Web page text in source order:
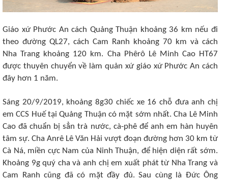
Giáo xứ Phước An cách Quảng Thuận khoảng 36 km nếu đi
theo đường QL27, cách Cam Ranh khoảng 70 km và cách
Nha Trang khoảng 120 km. Cha Phêrô Lê Minh Cao HT67
được thuyên chuyển về làm quản xứ giáo xứ Phước An cách
đây hơn 1 năm.
Sáng 20/9/2019, khoảng 8g30 chiếc xe 16 chỗ đưa anh chị
em CCS Huế tại Quảng Thuận có mặt sớm nhất. Cha Lê Minh
Cao đã chuẩn bị sẳn trà nước, cà-phê để anh em hàn huyên
tâm sự. Cha Anrê Lê Văn Hải vượt đoạn đường hơn 30 km từ
Cà Ná, miền cực Nam của Ninh Thuận, để hiện diện rất sớm.
Khoảng 9g quý cha và anh chị em xuất phát từ Nha Trang và
Cam Ranh cũng đã có mặt đầy đủ. Sau cùng là Đức Ông